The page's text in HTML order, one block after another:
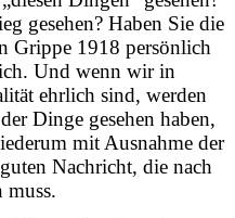
gesehen? Haben Sie die
Grippe 1918 persönlich
Und wenn wir in
ehrlich sind, werden
Dinge gesehen haben,
mit Ausnahme der
Nachricht, die nach
muss.